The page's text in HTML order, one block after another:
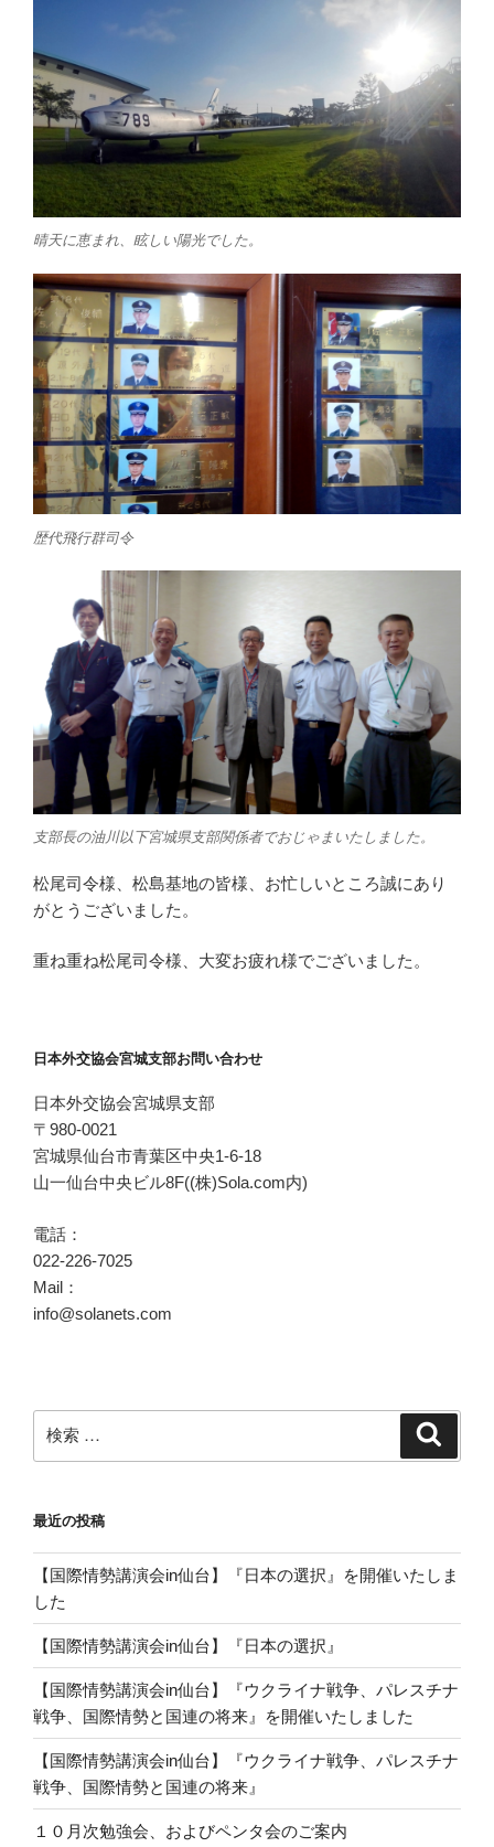
晴天に恵まれ、眩しい陽光でした。
歴代飛行群司令
支部長の油川以下宮城県支部関係者でおじゃまいたしました。
松尾司令様、松島基地の皆様、お忙しいところ誠にあり
がとうございました。
重ね重ね松尾司令様、大変お疲れ様でございました。
日本外交協会宮城支部お問い合わせ
日本外交協会宮城県支部
〒980-0021
宮城県仙台市青葉区中央1-6-18
山一仙台中央ビル8F((株)Sola.com内)
電話：
022-226-7025
Mail：
info@solanets.com
検
索:
最近の投稿
【国際情勢講演会in仙台】『日本の選択』を開催いたしま
した
【国際情勢講演会in仙台】『日本の選択』
【国際情勢講演会in仙台】『ウクライナ戦争、パレスチナ
戦争、国際情勢と国連の将来』を開催いたしました
【国際情勢講演会in仙台】『ウクライナ戦争、パレスチナ
戦争、国際情勢と国連の将来』
１０月次勉強会、およびペンタ会のご案内